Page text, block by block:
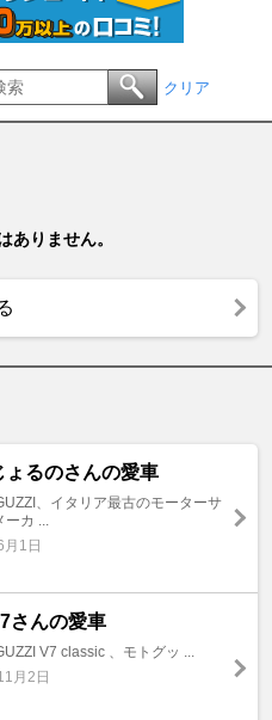
クリア
ありません。
ょるのさんの愛車
、イタリア最古のモーターサ
カ ...
月1日
さんの愛車
V7 classic 、モトグッ ...
月2日